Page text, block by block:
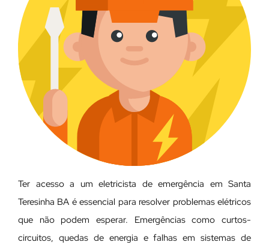
Ter acesso a um eletricista de emergência em Santa
Teresinha BA é essencial para resolver problemas elétricos
que não podem esperar. Emergências como curtos-
circuitos, quedas de energia e falhas em sistemas de